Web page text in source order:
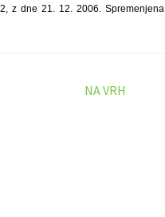
z dne 21. 12. 2006. Spremenjena
NA VRH